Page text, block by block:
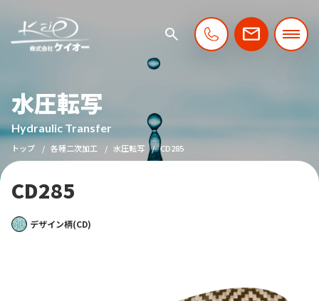
水圧転写
Hydraulic Transfer
トップ 各種二次加工 水圧転写 CD285
CD285
デザイン柄(CD)